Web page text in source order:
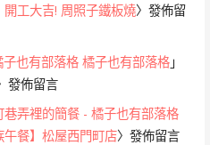
開工大吉! 周照子鐵板燒〉發佈留
子也有部落格 橘子也有部落格 」
發佈留言
巷弄裡的簡餐 - 橘子也有部落格
午餐】松屋西門町店〉發佈留言